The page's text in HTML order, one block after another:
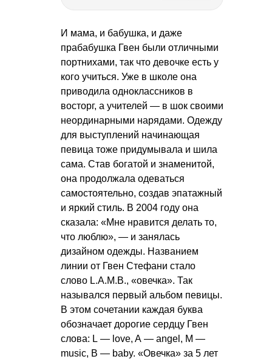
И мама, и бабушка, и даже
прабабушка Гвен были отличными
портнихами, так что девочке есть у
кого учиться. Уже в школе она
приводила одноклассников в
восторг, а учителей — в шок своими
неординарными нарядами. Одежду
для выступлений начинающая
певица тоже придумывала и шила
сама. Став богатой и знаменитой,
она продолжала одеваться
самостоятельно, создав эпатажный
и яркий стиль. В 2004 году она
сказала: «Мне нравится делать то,
что люблю», — и занялась
дизайном одежды. Названием
линии от Гвен Стефани стало
слово L.A.M.B., «овечка». Так
назывался первый альбом певицы.
В этом сочетании каждая буква
обозначает дорогие сердцу Гвен
слова: L — love, A — angel, M —
music, B — baby. «Овечка» за 5 лет